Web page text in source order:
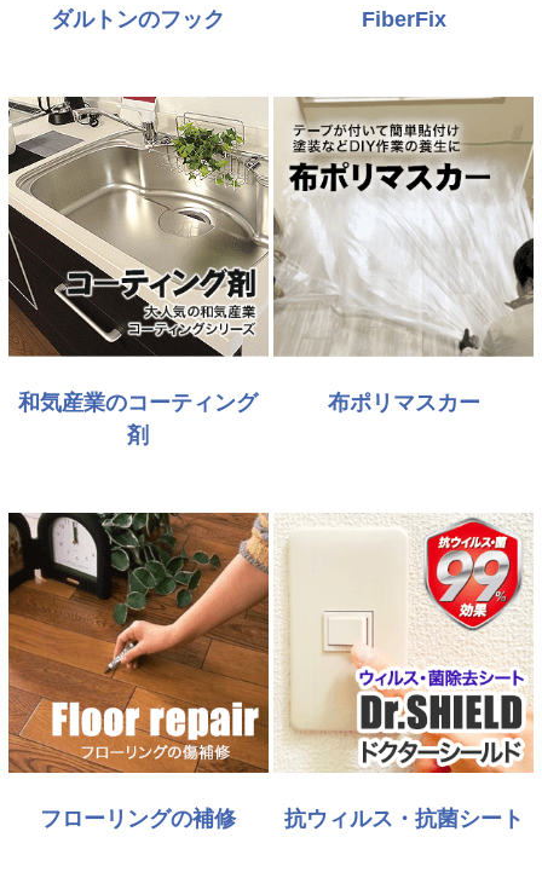
ダルトンのフック FiberFix
和気産業のコーティング
剤
布ポリマスカー
フローリングの補修 抗ウィルス・抗菌シート